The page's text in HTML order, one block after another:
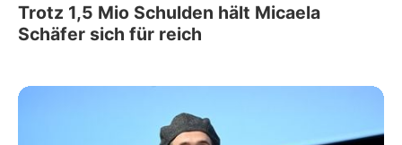
Trotz 1,5 Mio Schulden hält Micaela
Schäfer sich für reich